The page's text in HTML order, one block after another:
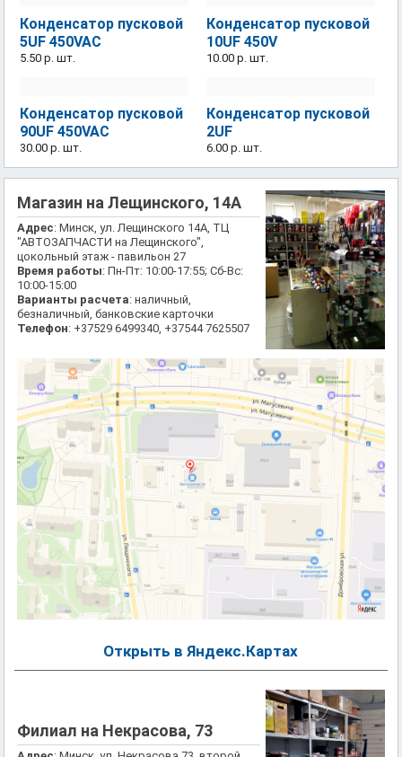
Конденсатор пусковой
5UF 450VAC
5.50 р. шт.
Конденсатор пусковой
10UF 450V
10.00 р. шт.
Конденсатор пусковой
90UF 450VAC
30.00 р. шт.
Конденсатор пусковой
2UF
6.00 р. шт.
Магазин на Лещинского, 14А
Адрес: Минск, ул. Лещинского 14А, ТЦ
"АВТОЗАПЧАСТИ на Лещинского",
цокольный этаж - павильон 27
Время работы: Пн-Пт: 10:00-17:55; Сб-Вс:
10:00-15:00
Варианты расчета: наличный,
безналичный, банковские карточки
Телефон: +37529 6499340, +37544 7625507
Открыть в Яндекс.Картах
Филиал на Некрасова, 73